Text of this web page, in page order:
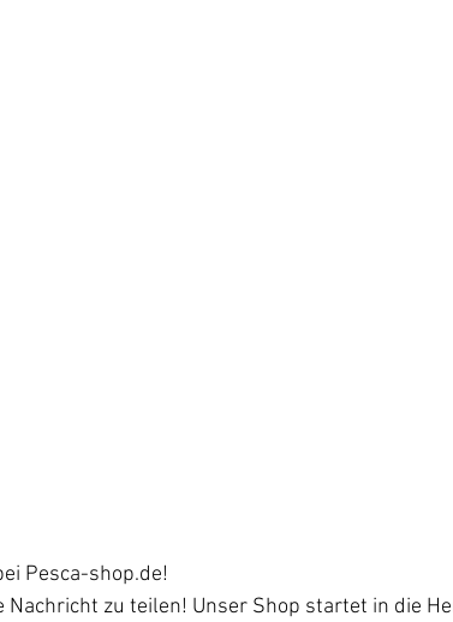
Pesca-shop.de!
Nachricht zu teilen! Unser Shop startet in die